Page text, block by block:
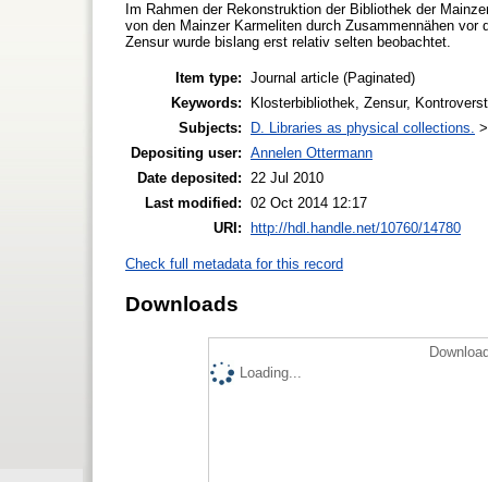
Im Rahmen der Rekonstruktion der Bibliothek der
von den Mainzer Karmeliten durch Zusammennähen
Zensur wurde bislang erst relativ selten beobachtet.
Item type: Journal article (Paginated)
Keywords:
Klosterbibliothek, Zensur,
Subjects:
D. Libraries as physical collections.
Depositing user: Annelen Ottermann
Date deposited:
22 Jul 2010
Last modified: 02 Oct 2014 12:17
URI:
http://hdl.handle.net/10760/14780
Check full metadata for this record
Downloads
Loading...